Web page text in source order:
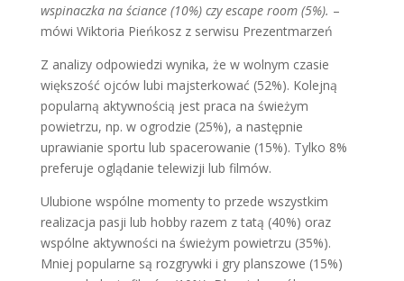
wspinaczka na ściance (10%) czy escape room (5%). –
mówi Wiktoria Pieńkosz z serwisu Prezentmarzeń
Z analizy odpowiedzi wynika, że w wolnym czasie
większość ojców lubi majsterkować (52%). Kolejną
popularną aktywnością jest praca na świeżym
powietrzu, np. w ogrodzie (25%), a następnie
uprawianie sportu lub spacerowanie (15%). Tylko 8%
preferuje oglądanie telewizji lub filmów.
Ulubione wspólne momenty to przede wszystkim
realizacja pasji lub hobby razem z tatą (40%) oraz
wspólne aktywności na świeżym powietrzu (35%).
Mniej popularne są rozgrywki i gry planszowe (15%)